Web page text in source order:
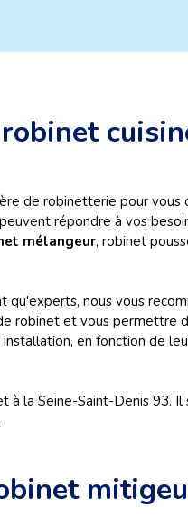
de robinetterie pour
répondre à vos
mélangeur, robinet
nous vous
robinet et vous permettre
en fonction de
à la Seine-Saint-Denis 93.